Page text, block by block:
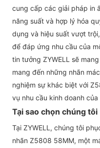
cung cấp các giải pháp in
năng suất và hợp lý hóa
dụng và hiệu suất vượt
để đáp ứng nhu cầu của
tin tưởng ZYWELL sẽ
mang đến những nhãn
nghiệm sự khác biệt với
vụ nhu cầu kinh doanh
Tại sao chọn chúng tôi
Tại ZYWELL, chúng tôi
nhãn Z5808 58MM, một